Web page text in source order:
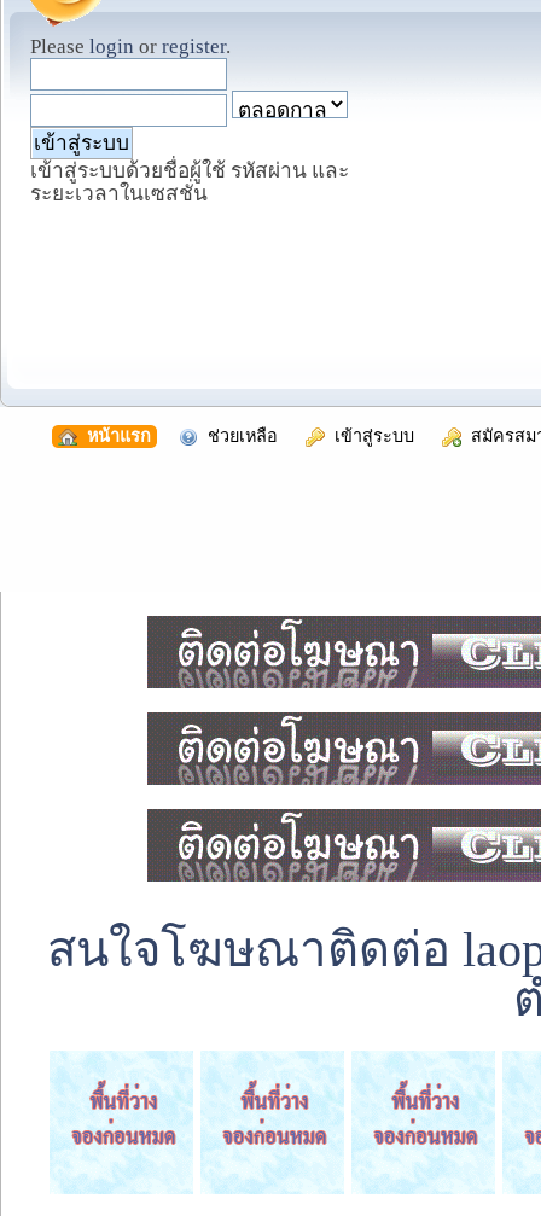
Please login or register.
เข้าสู่ระบบด้วยชื่อผู้ใช้ รหัสผ่าน และ
ระยะเวลาในเซสชั่น
หน้าแรก ช่วยเหลือ เข้าสู่ระบบ สมัครสม
สนใจโฆษณาติดต่อ